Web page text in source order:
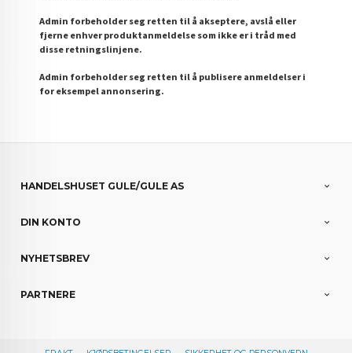
Admin forbeholder seg retten til å akseptere, avslå eller
fjerne enhver produktanmeldelse som ikke er i tråd med
disse retningslinjene.
Admin forbeholder seg retten til å publisere anmeldelser i
for eksempel annonsering.
HANDELSHUSET GULE/GULE AS
DIN KONTO
NYHETSBREV
PARTNERE